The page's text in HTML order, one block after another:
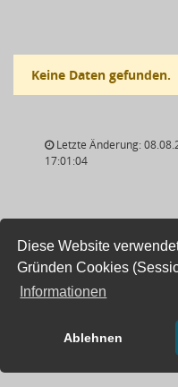
Diese Website
Gründen Cookies
Informationen
Ablehnen
Keine Daten gefunden.
Letzte Änderung:
17:01:04